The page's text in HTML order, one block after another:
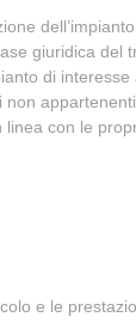
giuridica
di
con le
e le